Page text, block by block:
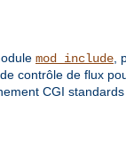
mod_include,
contrôle de flux
CGI